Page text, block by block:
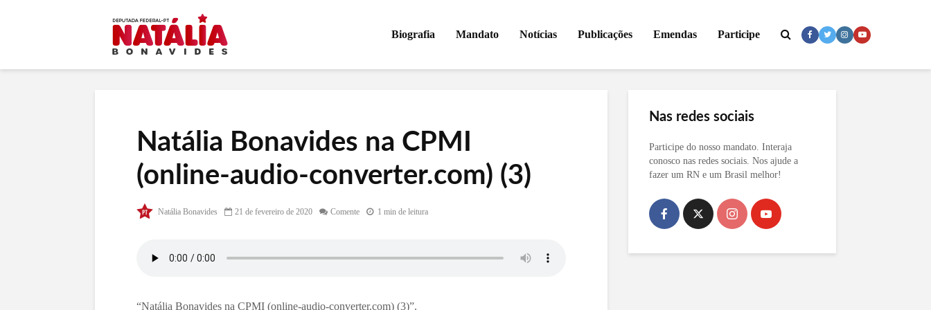
Biografia Mandato Notícias Publicações Emendas Participe
Natália Bonavides na CPMI
(online-audio-converter.com) (3)
Natália Bonavides 21 de fevereiro de 2020 Comente 1 min de leitura
“Natália Bonavides na CPMI (online-audio-converter.com) (3)”.
Nas redes sociais
Participe do nosso mandato. Interaja
conosco nas redes sociais. Nos ajude a
fazer um RN e um Brasil melhor!